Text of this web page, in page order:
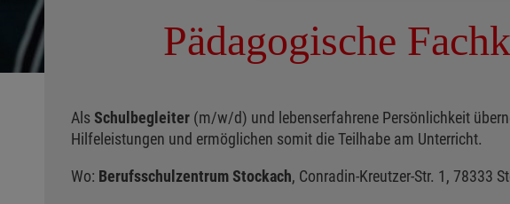
Pädagogische
AlsSchulbegleiter (m/w/d) und lebenserfahrene Persönlichkeit
Hilfeleistungen und ermöglichen somit die Teilhabe am Unterricht.
Wo: Berufsschulzentrum Stockach, Conradin-Kreutzer-Str. 1, 78333